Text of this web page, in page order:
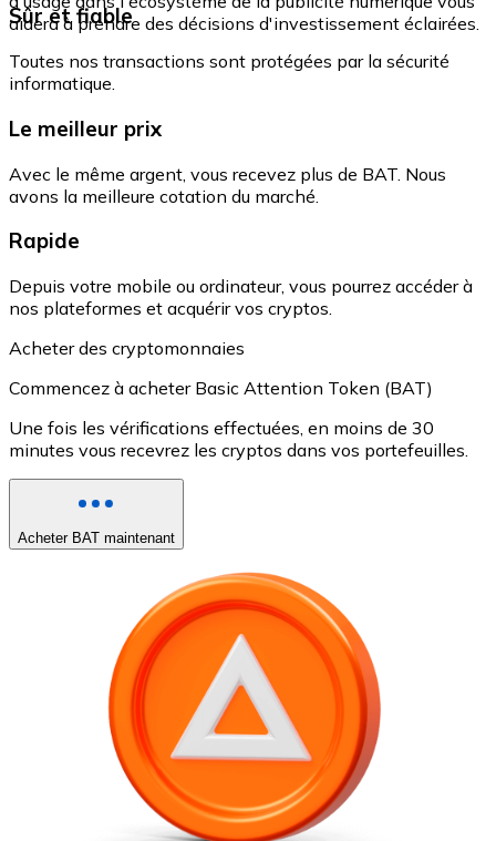
aidera à prendre des décisions d'investissement éclairées.
Sûr et fiable
Toutes nos transactions sont protégées par la sécurité
informatique.
Le meilleur prix
Avec le même argent, vous recevez plus de BAT. Nous
avons la meilleure cotation du marché.
Rapide
Depuis votre mobile ou ordinateur, vous pourrez accéder à
nos plateformes et acquérir vos cryptos.
Acheter des cryptomonnaies
Commencez à acheter Basic Attention Token (BAT)
Une fois les vérifications effectuées, en moins de 30
minutes vous recevrez les cryptos dans vos portefeuilles.
Acheter BAT maintenant